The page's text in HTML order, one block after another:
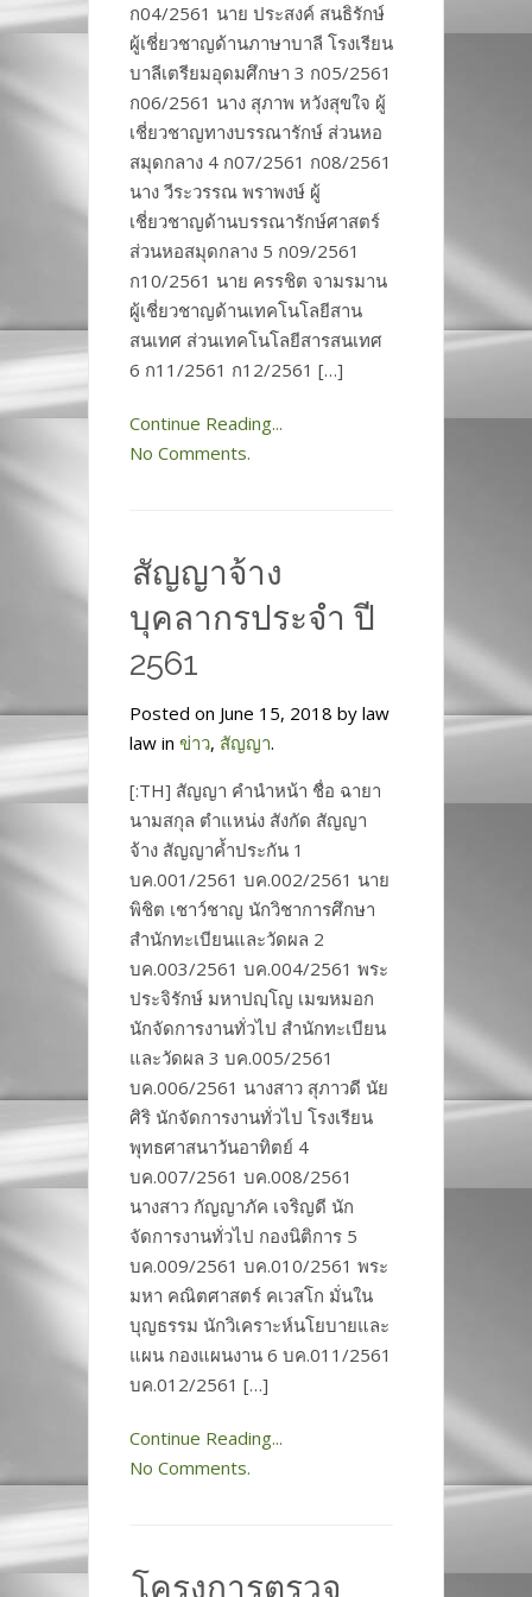
ก04/2561 นาย ประสงค์ สนธิรักษ์
ผู้เชี่ยวชาญด้านภาษาบาลี โรงเรียน
บาลีเตรียมอุดมศึกษา 3 ก05/2561
ก06/2561 นาง สุภาพ หวังสุขใจ ผู้
เชี่ยวชาญทางบรรณารักษ์ ส่วนหอ
สมุดกลาง 4 ก07/2561 ก08/2561
นาง วีระวรรณ พราพงษ์ ผู้
เชี่ยวชาญด้านบรรณารักษ์ศาสตร์
ส่วนหอสมุดกลาง 5 ก09/2561
ก10/2561 นาย ครรชิต จามรมาน
ผู้เชี่ยวชาญด้านเทคโนโลยีสาน
สนเทศ ส่วนเทคโนโลยีสารสนเทศ
6 ก11/2561 ก12/2561 […]
Continue Reading...
No Comments.
สัญญาจ้าง
บุคลากรประจำ ปี
2561
Posted on June 15, 2018 by law
law in ข่าว, สัญญา.
[:TH] สัญญา คำนำหน้า ชื่อ ฉายา
นามสกุล ตำแหน่ง สังกัด สัญญา
จ้าง สัญญาค้ำประกัน 1
บค.001/2561 บค.002/2561 นาย
พิชิต เชาว์ชาญ นักวิชาการศึกษา
สำนักทะเบียนและวัดผล 2
บค.003/2561 บค.004/2561 พระ
ประจิรักษ์ มหาปญฺโญ เมฆหมอก
นักจัดการงานทั่วไป สำนักทะเบียน
และวัดผล 3 บค.005/2561
บค.006/2561 นางสาว สุภาวดี นัย
ศิริ นักจัดการงานทั่วไป โรงเรียน
พุทธศาสนาวันอาทิตย์ 4
บค.007/2561 บค.008/2561
นางสาว กัญญาภัค เจริญดี นัก
จัดการงานทั่วไป กองนิติการ 5
บค.009/2561 บค.010/2561 พระ
มหา คณิตศาสตร์ คเวสโก มั่นใน
บุญธรรม นักวิเคราะห์นโยบายและ
แผน กองแผนงาน 6 บค.011/2561
บค.012/2561 […]
Continue Reading...
No Comments.
โครงการตรวจ